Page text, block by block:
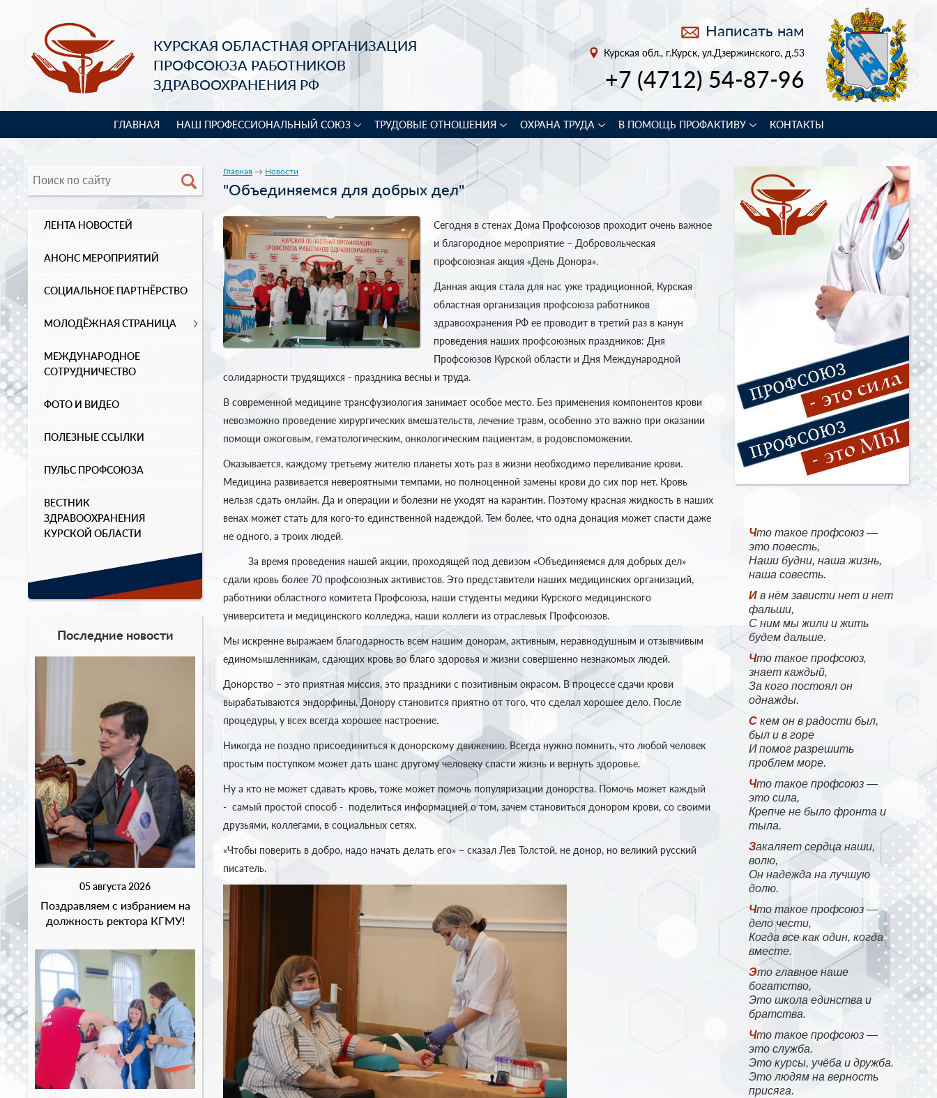
КУРСКАЯ ОБЛАСТНАЯ ОРГАНИЗАЦИЯ
ПРОФСОЮЗА РАБОТНИКОВ
ЗДРАВООХРАНЕНИЯ РФ
Написать нам
Курская обл., г.Курск, ул.Дзержинского, д.53
+7 (4712) 54-87-96
ГЛАВНАЯ НАШ ПРОФЕССИОНАЛЬНЫЙ СОЮЗ ТРУДОВЫЕ ОТНОШЕНИЯ ОХРАНА ТРУДА В ПОМОЩЬ ПРОФАКТИВУ КОНТАКТЫ
ЛЕНТА НОВОСТЕЙ
АНОНС МЕРОПРИЯТИЙ
СОЦИАЛЬНОЕ ПАРТНЁРСТВО
МОЛОДЁЖНАЯ СТРАНИЦА
МЕЖДУНАРОДНОЕ
СОТРУДНИЧЕСТВО
ФОТО И ВИДЕО
ПОЛЕЗНЫЕ ССЫЛКИ
ПУЛЬС ПРОФСОЮЗА
ВЕСТНИК
ЗДРАВООХРАНЕНИЯ
КУРСКОЙ ОБЛАСТИ
Последние новости
05 августа 2026
Поздравляем с избранием на
должность ректора КГМУ!
Что такое профсоюз —
это повесть,
Наши будни, наша жизнь,
наша совесть.
И в нём зависти нет и нет
фальши,
С ним мы жили и жить
будем дальше.
Что такое профсоюз,
знает каждый,
За кого постоял он
однажды.
С кем он в радости был,
был и в горе
И помог разрешить
проблем море.
Что такое профсоюз —
это сила,
Крепче не было фронта и
тыла.
Закаляет сердца наши,
волю,
Он надежда на лучшую
долю.
Что такое профсоюз —
дело чести,
Когда все как один, когда
вместе.
Это главное наше
богатство,
Это школа единства и
братства.
Что такое профсоюз —
это служба.
Это курсы, учёба и дружба.
Это людям на верность
присяга.
Главная → Новости
"Объединяемся для добрых дел"
Сегодня в стенах Дома Профсоюзов проходит очень важное
и благородное мероприятие – Добровольческая
профсоюзная акция «День Донора».
Данная акция стала для нас уже традиционной, Курская
областная организация профсоюза работников
здравоохранения РФ ее проводит в третий раз в канун
проведения наших профсоюзных праздников: Дня
Профсоюзов Курской области и Дня Международной
солидарности трудящихся - праздника весны и труда.
В современной медицине трансфузиология занимает особое место. Без применения компонентов крови
невозможно проведение хирургических вмешательств, лечение травм, особенно это важно при оказании
помощи ожоговым, гематологическим, онкологическим пациентам, в родовспоможении.
Оказывается, каждому третьему жителю планеты хоть раз в жизни необходимо переливание крови.
Медицина развивается невероятными темпами, но полноценной замены крови до сих пор нет. Кровь
нельзя сдать онлайн. Да и операции и болезни не уходят на карантин. Поэтому красная жидкость в наших
венах может стать для кого-то единственной надеждой. Тем более, что одна донация может спасти даже
не одного, а троих людей.
За время проведения нашей акции, проходящей под девизом «Объединяемся для добрых дел»
сдали кровь более 70 профсоюзных активистов. Это представители наших медицинских организаций,
работники областного комитета Профсоюза, наши студенты медики Курского медицинского
университета и медицинского колледжа, наши коллеги из отраслевых Профсоюзов.
Мы искренне выражаем благодарность всем нашим донорам, активным, неравнодушным и отзывчивым
единомышленникам, сдающих кровь во благо здоровья и жизни совершенно незнакомых людей.
Донорство – это приятная миссия, это праздники с позитивным окрасом. В процессе сдачи крови
вырабатываются эндорфины, Донору становится приятно от того, что сделал хорошее дело. После
процедуры, у всех всегда хорошее настроение.
Никогда не поздно присоединиться к донорскому движению. Всегда нужно помнить, что любой человек
простым поступком может дать шанс другому человеку спасти жизнь и вернуть здоровье.
Ну а кто не может сдавать кровь, тоже может помочь популяризации донорства. Помочь может каждый
- самый простой способ - поделиться информацией о том, зачем становиться донором крови, со своими
друзьями, коллегами, в социальных сетях.
«Чтобы поверить в добро, надо начать делать его» – сказал Лев Толстой, не донор, но великий русский
писатель.